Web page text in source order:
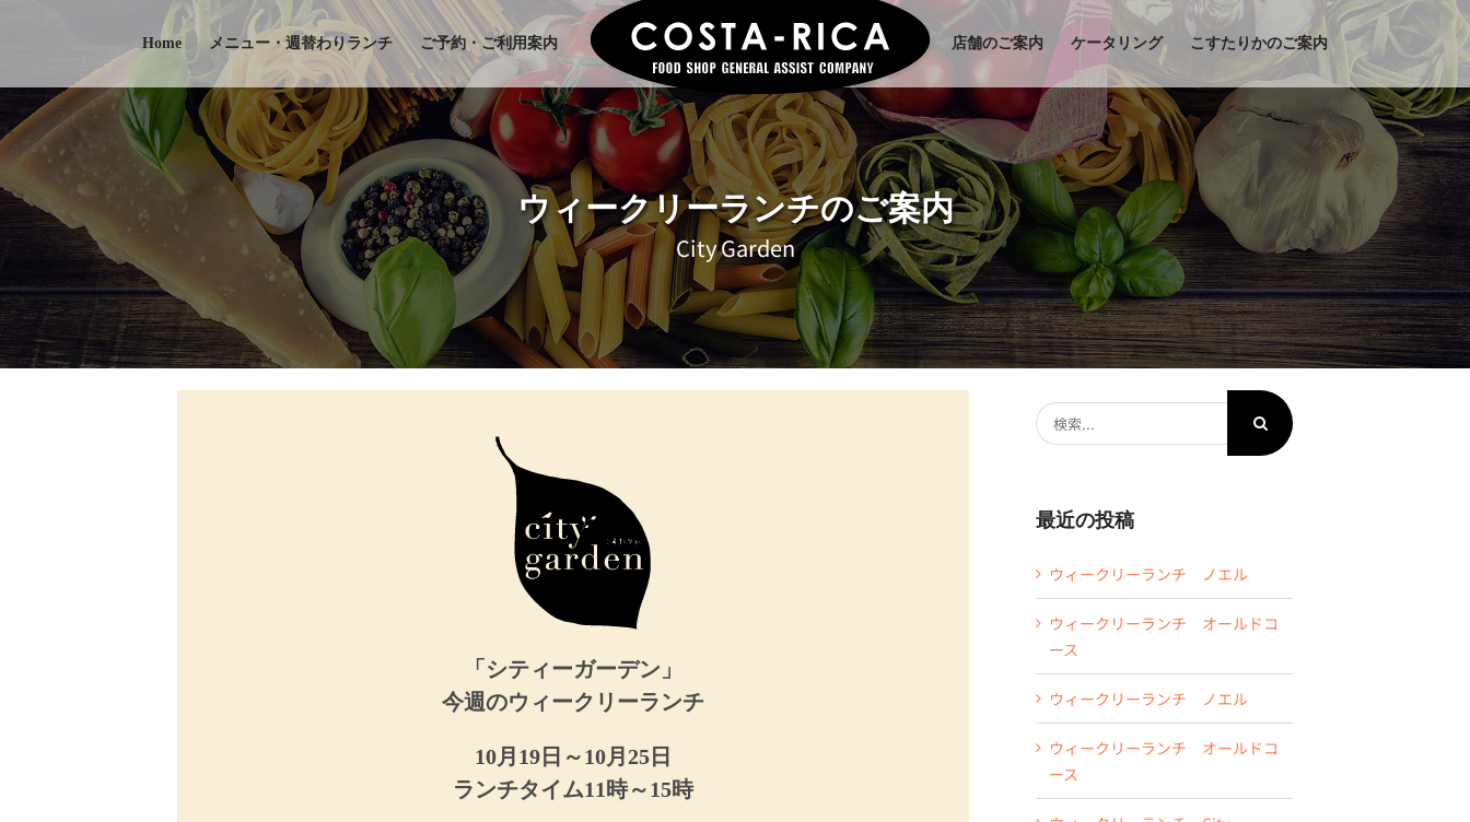
Home メニュー・週替わりランチ ご予約・ご利用案内 店舗のご案内 ケータリング こすたりかのご案内
ウィークリーランチのご案内
City Garden
「シティーガーデン」
今週のウィークリーランチ
10月19日～10月25日
ランチタイム11時～15時
検
索
最近の投稿
ウィークリーランチ ノエル
ウィークリーランチ オールドコ
ース
ウィークリーランチ ノエル
ウィークリーランチ オールドコ
ース